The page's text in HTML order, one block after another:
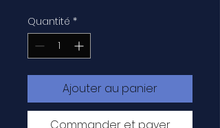
Quantité *
Ajouter au panier